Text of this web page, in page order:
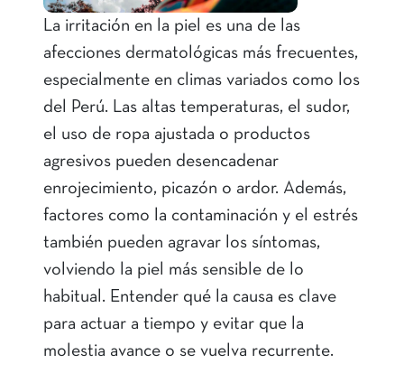
La irritación en la piel es una de las
afecciones dermatológicas más frecuentes,
especialmente en climas variados como los
del Perú. Las altas temperaturas, el sudor,
el uso de ropa ajustada o productos
agresivos pueden desencadenar
enrojecimiento, picazón o ardor. Además,
factores como la contaminación y el estrés
también pueden agravar los síntomas,
volviendo la piel más sensible de lo
habitual. Entender qué la causa es clave
para actuar a tiempo y evitar que la
molestia avance o se vuelva recurrente.